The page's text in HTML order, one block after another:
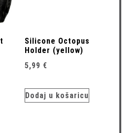
Silicone Octopus
Holder (yellow)
5,99 €
Dodaj u košaricu